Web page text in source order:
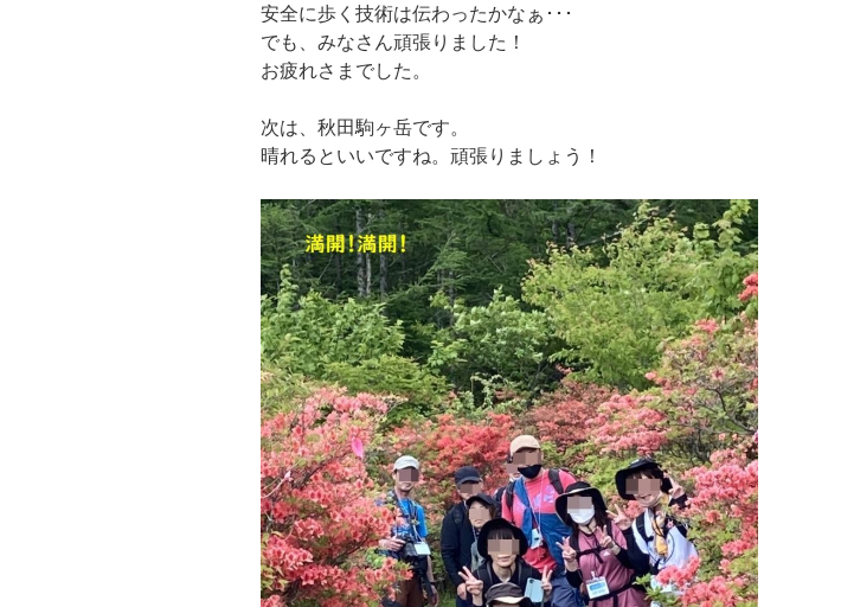
安全に歩く技術は伝わったかなぁ･･･
でも、みなさん頑張りました！
お疲れさまでした。
次は、秋田駒ヶ岳です。
晴れるといいですね。頑張りましょう！